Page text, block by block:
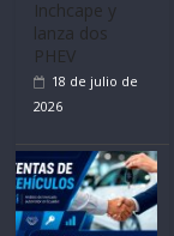
Mercado
automotor
nacional cierra
su mejor 1er
historia
11 de julio de
2026